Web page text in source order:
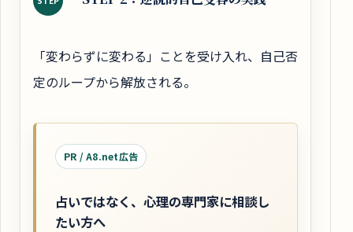
「変わらずに変わる」ことを受け入れ、自己否
定のループから解放される。
PR / A8.net広告
占いではなく、心理の専門家に相談し
たい方へ